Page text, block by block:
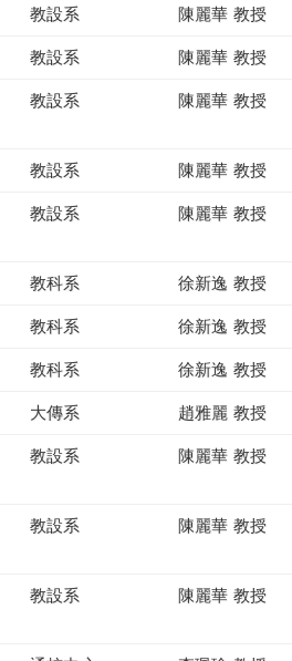
教設系 陳麗華 教授
教設系 陳麗華 教授
教設系 陳麗華 教授
教設系 陳麗華 教授
教設系 陳麗華 教授
教科系 徐新逸 教授
教科系 徐新逸 教授
教科系 徐新逸 教授
大傳系 趙雅麗 教授
教設系 陳麗華 教授
教設系 陳麗華 教授
教設系 陳麗華 教授